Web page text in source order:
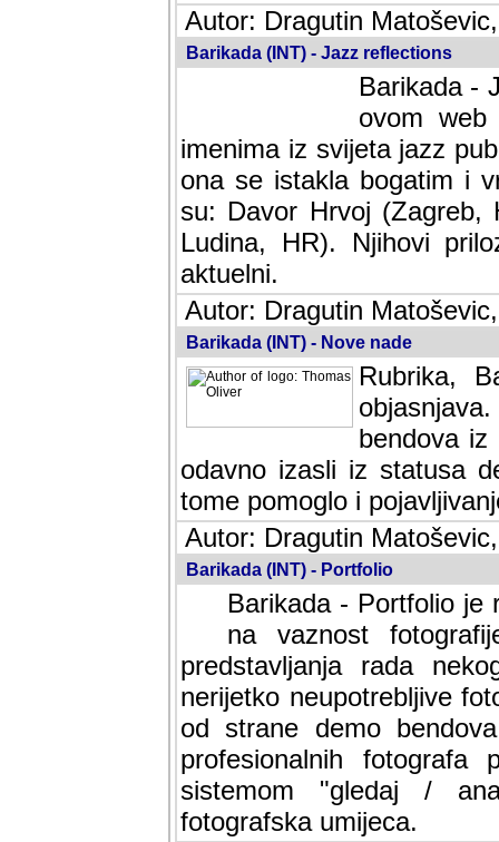
Autor: Dragutin
Barikada (INT) - Jazz reflections
Barikada -
ovom web
imenima iz svijeta jazz
ona se istakla bogatim i
su: Davor Hrvoj (Zagreb,
Ludina, HR). Njihovi
aktuelni.
Autor: Dragutin
Barikada (INT) - Nove nade
Rubrika,
bendova
odavno izasli iz statusa
tome pomoglo i
Autor: Dragutin
Barikada (INT) - Portfolio
Barikada - Portfolio je
na vaznost
predstavljanja rada
nerijetko neupotrebljive
od strane demo
profesionalnih fotografa
sistemom "gledaj /
fotografska umijeca.